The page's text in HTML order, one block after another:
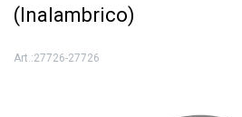
(Inalambrico)
27726-27726